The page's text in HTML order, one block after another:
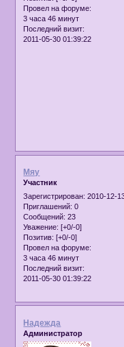
Провел на форуме:
3 часа 46 минут
Последний визит:
2011-05-30 01:39:22
Мяу
Участник
Зарегистрирован: 2010-12-
Приглашений: 0
Сообщений: 23
Уважение: [+0/-0]
Позитив: [+0/-0]
Провел на форуме:
3 часа 46 минут
Последний визит:
2011-05-30 01:39:22
Надежда
Администратор